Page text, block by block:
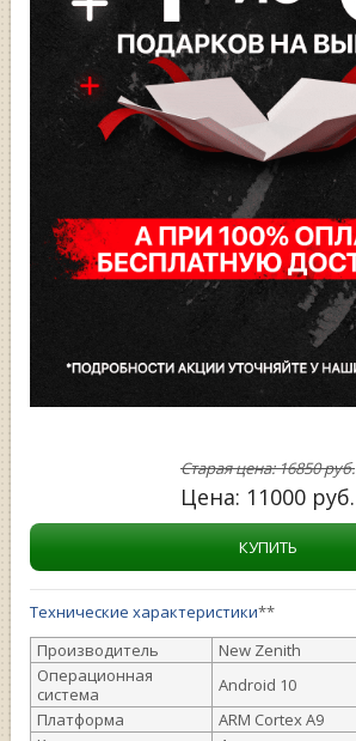
Старая цена:16850руб.
Цена: 11000 руб.
КУПИТЬ
Технические характеристики**
Производитель
New Zenith
Операционная
система
Android 10
Платформа
ARM Cortex A9